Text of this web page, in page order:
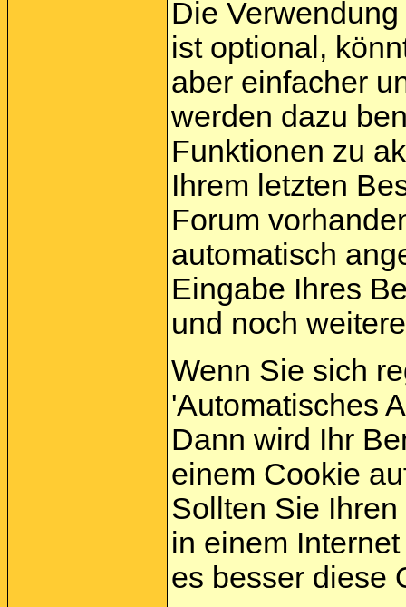
Die
ist optional,
aber einfacher
werden dazu
Funktionen zu
Ihrem letzten
Forum
automatisch
Eingabe Ihres
und noch
Wenn Sie sich
'Automatisches
Dann wird Ihr
einem Cookie
Sollten Sie
in einem
es besser diese